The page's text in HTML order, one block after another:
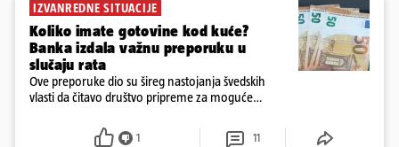
IZVANREDNE SITUACIJE
Koliko imate gotovine kod kuće?
Banka izdala važnu preporuku u
slučaju rata
Ove preporuke dio su šireg nastojanja švedskih
vlasti da čitavo društvo pripreme za moguće
1 11